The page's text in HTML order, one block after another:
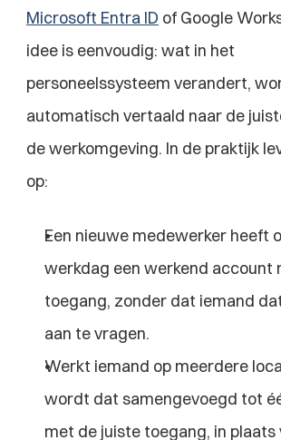
Microsoft Entra ID of Google
idee is eenvoudig: wat in het
personeelssysteem verandert,
automatisch vertaald naar de
de werkomgeving. In de praktijk
op:
Een nieuwe medewerker heeft
werkdag een werkend account
toegang, zonder dat iemand
aan te vragen.
Werkt iemand op meerdere
wordt dat samengevoegd tot
met de juiste toegang, in plaats